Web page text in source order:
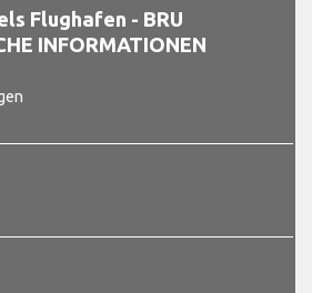
Flughafen - BRU
INFORMATIONEN